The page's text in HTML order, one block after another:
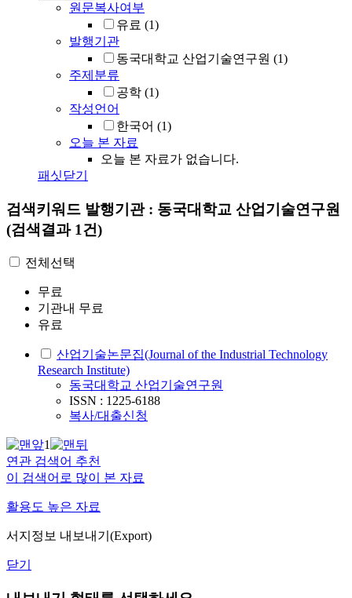
원문복사여부
유료 (1)
발행기관
동국대학교 산업기술연구원 (1)
주제분류
공학 (1)
작성언어
한국어 (1)
오늘 본 자료
오늘 본 자료가 없습니다.
패싯닫기
검색키워드 발행기관 : 동국대학교 산업기술연구원
(검색결과 1건)
전체선택
무료
기관내 무료
유료
산업기술논문집(Journal of the Industrial Technology
Research Institute)
동국대학교 산업기술연구원
ISSN : 1225-6188
복사/대출신청
1
연관 검색어 추천
이 검색어로 많이 본 자료
활용도 높은 자료
서지정보 내보내기(Export)
닫기